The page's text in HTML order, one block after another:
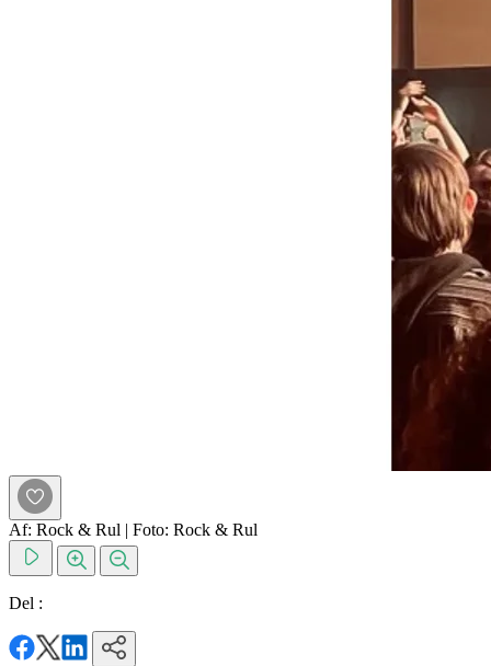
Af: Rock & Rul | Foto: Rock & Rul
Del :